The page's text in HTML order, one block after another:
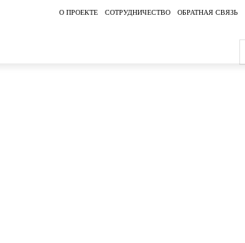
О ПРОЕКТЕ СОТРУДНИЧЕСТВО ОБРАТНАЯ СВЯЗЬ